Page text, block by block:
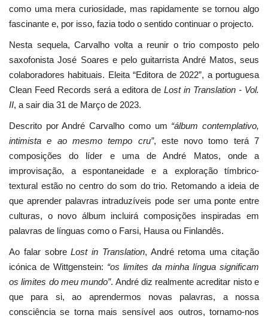
como uma mera curiosidade, mas rapidamente se tornou algo
fascinante e, por isso, fazia todo o sentido continuar o projecto.
Nesta sequela, Carvalho volta a reunir o trio composto pelo
saxofonista José Soares e pelo guitarrista André Matos, seus
colaboradores habituais. Eleita “Editora de 2022”, a portuguesa
Clean Feed Records será a editora de Lost in Translation - Vol.
II, a sair dia 31 de Março de 2023.
Descrito por André Carvalho como um “álbum contemplativo,
intimista e ao mesmo tempo cru”, este novo tomo terá 7
composições do líder e uma de André Matos, onde a
improvisação, a espontaneidade e a exploração tímbrico-
textural estão no centro do som do trio. Retomando a ideia de
que aprender palavras intraduzíveis pode ser uma ponte entre
culturas, o novo álbum incluirá composições inspiradas em
palavras de línguas como o Farsi, Hausa ou Finlandês.
Ao falar sobreLost in Translation, André retoma uma citação
icónica de Wittgenstein: “os limites da minha língua significam
os limites do meu mundo”. André diz realmente acreditar nisto e
que para si, ao aprendermos novas palavras, a nossa
consciência se torna mais sensível aos outros, tornamo-nos